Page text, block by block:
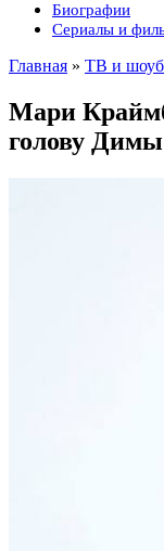
Биографии
Сериалы и
Главная » ТВ и
Мари
голову